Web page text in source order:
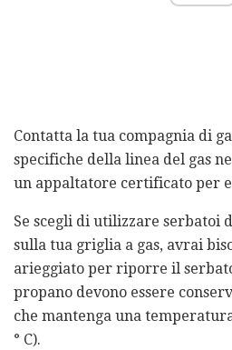
Contatta la tua compagnia di
specifiche della linea del gas
un appaltatore certificato per
Se scegli di utilizzare serbatoi
sulla tua griglia a gas, avrai
arieggiato per riporre il
propano devono essere
che mantenga una
° C).